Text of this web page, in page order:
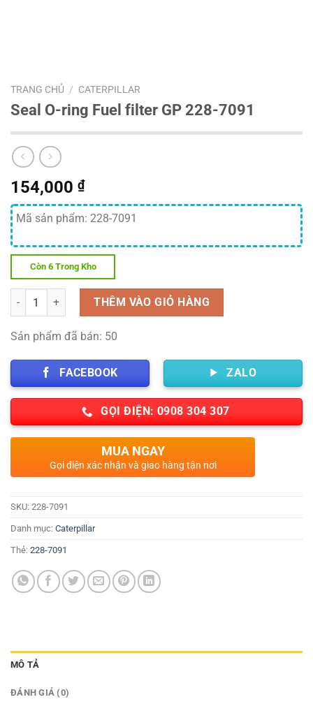
TRANG CHỦ / CATERPILLAR
Seal O-ring Fuel filter GP 228-7091
154,000 ₫
Mã sản phẩm: 228-7091
Còn 6 Trong Kho
Số lượng THÊM VÀO GIỎ HÀNG
Sản phẩm đã bán: 50
FACEBOOK ZALO
GỌI ĐIỆN: 0908 304 307
MUA NGAY
Gọi điện xác nhận và giao hàng tận nơi
SKU: 228-7091
Danh mục: Caterpillar
Thẻ: 228-7091
MÔ TẢ
ĐÁNH GIÁ (0)